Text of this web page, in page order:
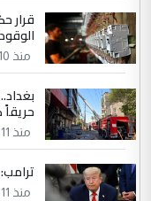
إكمال دراستي
الموضوع :
إعطاء
جامعاتها سنويا
قرار
منذ 10 ساعة
منذ 11 ساعة
منذ 11 ساعة